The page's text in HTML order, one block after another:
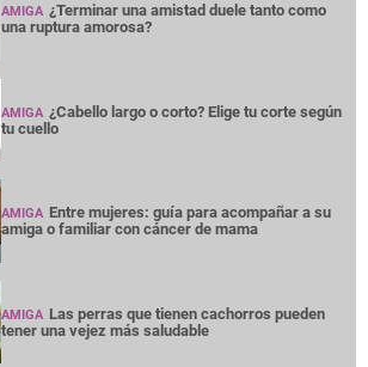
AMIGA ¿Terminar una amistad duele tanto como
una ruptura amorosa?
AMIGA ¿Cabello largo o corto? Elige tu corte según
tu cuello
AMIGA Entre mujeres: guía para acompañar a su
amiga o familiar con cáncer de mama
AMIGA Las perras que tienen cachorros pueden
tener una vejez más saludable